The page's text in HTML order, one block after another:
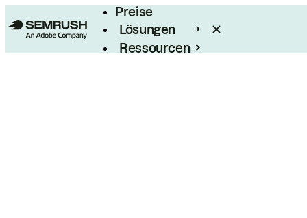
Preise
Lösungen
Ressourcen